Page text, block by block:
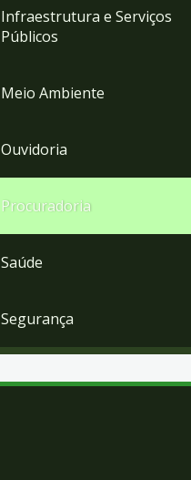
Infraestrutura e Serviços
Públicos
Meio Ambiente
Ouvidoria
Procuradoria
Saúde
Segurança